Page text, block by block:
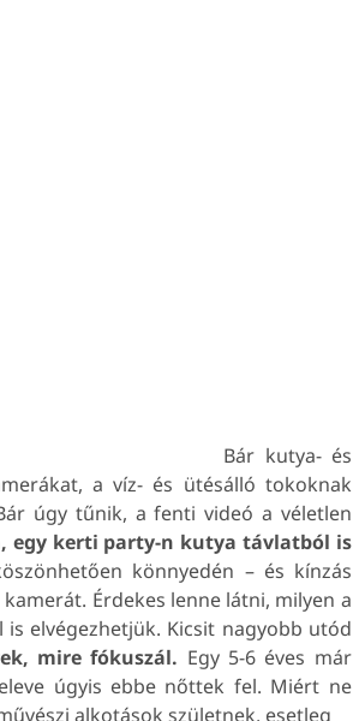
Bár kutya- és
a víz- és ütésálló tokoknak
úgy tűnik, a fenti videó a véletlen
egy kerti party-n kutya távlatból is
könnyedén – és kínzás
Érdekes lenne látni, milyen a
elvégezhetjük. Kicsit nagyobb utód
mire fókuszál. Egy 5-6 éves már
úgyis ebbe nőttek fel. Miért ne
alkotások születnek, esetleg